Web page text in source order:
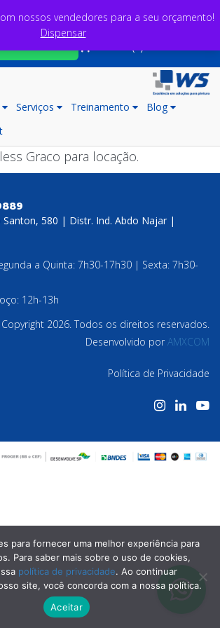
Serviços Treinamento
Blog
Graco para locação.
Santon, 580 | Distr. Ind. Abdo Najar |
a Quinta: 7h30-17h30 | Sexta: 7h30-
12h-13h
2026. Todos os direitos reservados.
Desenvolvido porAMXCOM
Política de Privacidade
nossos vendedores para a seu orçamento!
Dispensar
para fornecer uma melhor experiência para
Para saber mais sobre o uso de cookies,
política de privacidade. Ao continuar
site, você concorda com a nossa política.
Aceitar